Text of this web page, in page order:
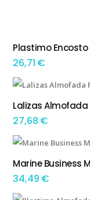
ADICIONAR
Plastimo Encosto
26,71 €
TEM OPÇÕES
Lalizas
27,68 €
ADICIONAR
Marine Business
34,49 €